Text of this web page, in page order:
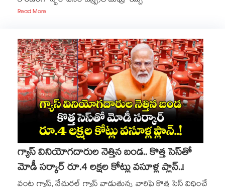
Read More
గ్యాస్ వినియోగదారుల నెత్తిన బండ.. కొత్త సెస్‌తో
మోడీ సర్కార్ రూ.4 లక్షల కోట్లు వసూళ్ల ప్లాన్..!